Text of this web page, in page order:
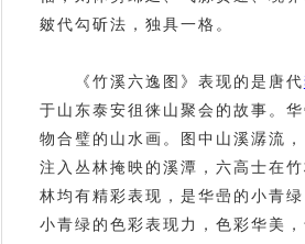
皴代勾斫法，独具一格。
《竹溪六逸图》表现的是唐代
于山东泰安徂徕山聚会的故事。
物合璧的山水画。图中山溪潺流
注入丛林掩映的溪潭，六高士在
林均有精彩表现，是华喦的小青
小青绿的色彩表现力，色彩华美